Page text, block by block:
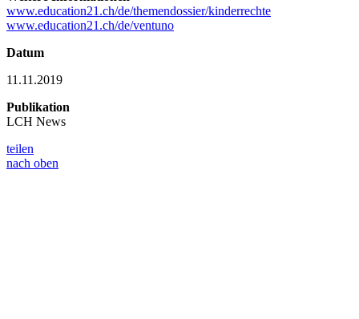
www.education21.ch/de/themendossier/kinderrechte
www.education21.ch/de/ventuno
Datum
11.11.2019
Publikation
LCH News
teilen
nach oben